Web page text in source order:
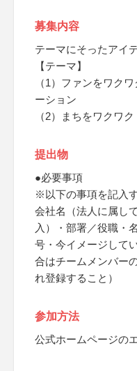
募集内容
テーマにそったアイ
【テーマ】
（1）ファンをワク
ーション
（2）まちをワクワ
提出物
●必要事項
※以下の事項を記入
会社名（法人に属し
入）・部署／役職・
号・今イメージして
合はチームメンバー
れ登録すること）
参加方法
公式ホームページの